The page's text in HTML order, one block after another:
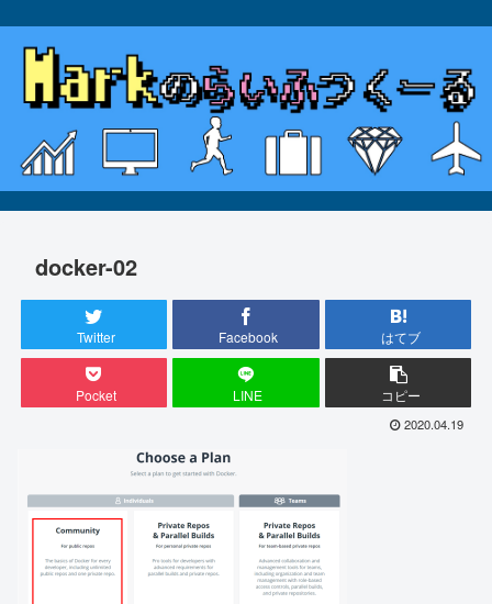
docker-02
Twitter Facebook はてブ
Pocket LINE コピー
2020.04.19